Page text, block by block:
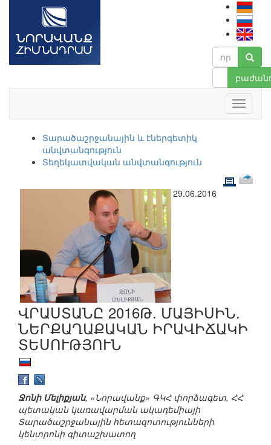
Տարածաշրջանային և էներգետիկ
անվտանգություն
Տեղեկատվական անվտանգություն
29.06.2016
ՎՐԱՍՏԱՆԸ 2016Թ. ՄԱՅԻՍԻՆ.
ՆԵՐՔԱՂԱՔԱԿԱՆ ԻՐԱՎԻՃԱԿԻ
ՏԵՍՈՒԹՅՈՒՆ
Ջոնի Մելիքյան, «Նորավանք» ԳԿՀ փորձագետ, ՀՀ
պետական կառավարման ակադեմիայի
Տարածաշրջանային հետազոտությունների
կենտրոնի գիտաշխատող